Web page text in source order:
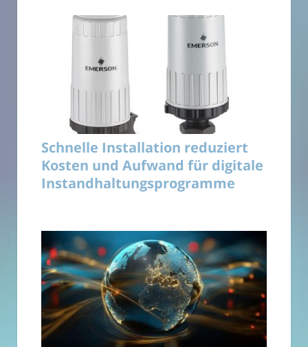
Schnelle Installation reduziert
Kosten und Aufwand für digitale
Instandhaltungsprogramme